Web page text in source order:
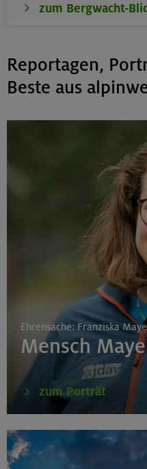
zum Bergwacht-
Reportagen,
Beste aus
Ehrensache: Franziska
Mensch
zum Porträt